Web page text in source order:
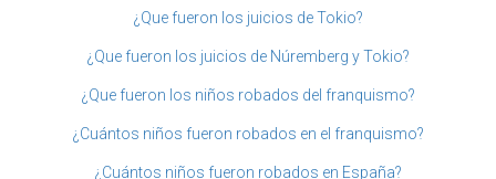
¿Que fueron los juicios de Tokio?
¿Que fueron los juicios de Núremberg y Tokio?
¿Que fueron los niños robados del franquismo?
¿Cuántos niños fueron robados en el franquismo?
¿Cuántos niños fueron robados en España?